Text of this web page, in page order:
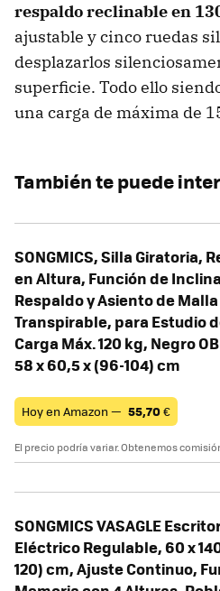
respaldo reclinable en
ajustable y cinco ruedas
desplazarlos
superficie. Todo ello
una carga de máxima de
También te puede
SONGMICS, Silla Giratoria,
en Altura, Función de
Respaldo y Asiento de Malla
Transpirable, para Estudio
Carga Máx. 120 kg, Negro
58 x 60,5 x (96-104) cm
Hoy en Amazon — 55,70€
El precio podría variar. Obtenemos
SONGMICS VASAGLE
Eléctrico Regulable, 60 x
120) cm, Ajuste Continuo,